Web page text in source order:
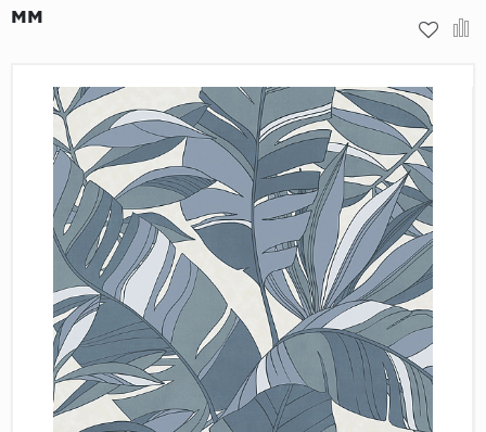
Мозаики
Искусственный камень
Клинкер
мм